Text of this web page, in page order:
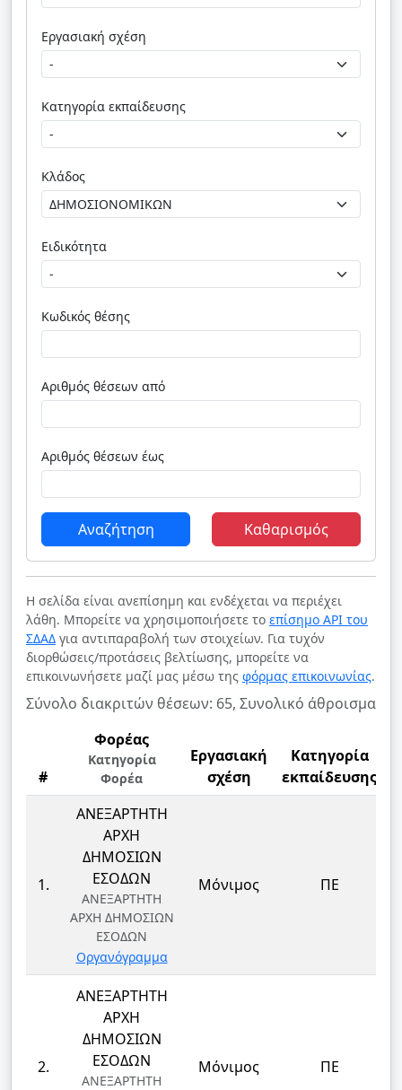
Εργασιακή σχέση
Κατηγορία εκπαίδευσης
Κλάδος
Ειδικότητα
Κωδικός θέσης
Αριθμός θέσεων από
Αριθμός θέσεων έως
Αναζήτηση Καθαρισμός
Η σελίδα είναι ανεπίσημη και ενδέχεται να περιέχει
λάθη. Μπορείτε να χρησιμοποιήσετε το επίσημο API του
ΣΔΑΔ για αντιπαραβολή των στοιχείων. Για τυχόν
διορθώσεις/προτάσεις βελτίωσης, μπορείτε να
επικοινωνήσετε μαζί μας μέσω της φόρμας επικοινωνίας.
Σύνολο διακριτών θέσεων: 65, Συνολικό άθροισμα
#
Φορέας
Κατηγορία
Φορέα
Εργασιακή
σχέση
Κατηγορία
εκπαίδευσης
1.
ΑΝΕΞΑΡΤΗΤΗ
ΑΡΧΗ
ΔΗΜΟΣΙΩΝ
ΕΣΟΔΩΝ
ΑΝΕΞΑΡΤΗΤΗ
ΑΡΧΗ ΔΗΜΟΣΙΩΝ
ΕΣΟΔΩΝ
Οργανόγραμμα
Μόνιμος ΠΕ
2.
ΑΝΕΞΑΡΤΗΤΗ
ΑΡΧΗ
ΔΗΜΟΣΙΩΝ
ΕΣΟΔΩΝ
ΑΝΕΞΑΡΤΗΤΗ
Μόνιμος ΠΕ